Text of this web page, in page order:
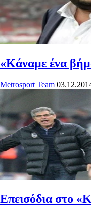
«Κάναμε ένα
Metrosport Team
Επεισόδια στο